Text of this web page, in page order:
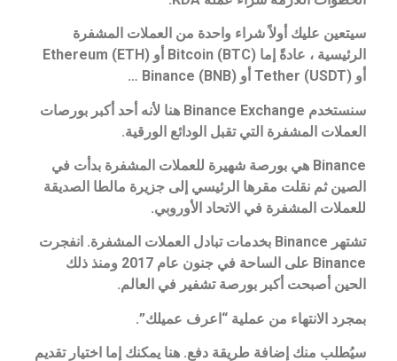
سيتعين عليك أولاً شراء واحدة من العملات المشفرة
الرئيسية ، عادةً إما Bitcoin (BTC) أو Ethereum (ETH)
أو Tether (USDT) أو Binance (BNB) …
سنستخدم Binance Exchange هنا لأنه أحد أكبر بورصات
العملات المشفرة التي تقبل الودائع الورقية.
Binance هي بورصة شهيرة للعملات المشفرة بدأت في
الصين ثم نقلت مقرها الرئيسي إلى جزيرة مالطا الصديقة
للعملات المشفرة في الاتحاد الأوروبي.
تشتهر Binance بخدمات تبادل العملات المشفرة. انفجرت
Binance على الساحة في جنون عام 2017 ومنذ ذلك
الحين أصبحت أكبر بورصة تشفير في العالم.
بمجرد الانتهاء من عملية “اعرف عميلك”.
سيُطلب منك إضافة طريقة دفع. هنا يمكنك إما اختيار تقديم